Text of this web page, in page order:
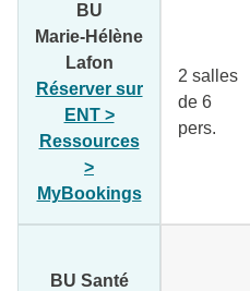
BU
Marie‑Hélène
Lafon
Réserver sur
ENT >
Ressources
>
MyBookings(lien externe)
2 salles
de 6
pers.
BU Santé